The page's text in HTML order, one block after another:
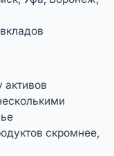
скромнее,